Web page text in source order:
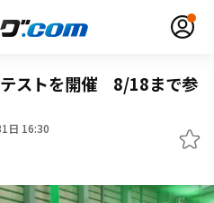
ストを開催 8/18まで参
日 16:30